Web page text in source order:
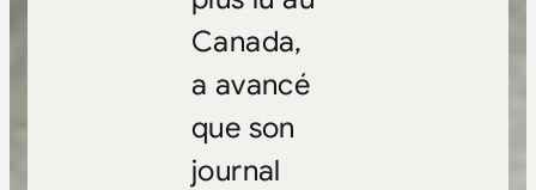
Canada,
a avancé
que son
journal